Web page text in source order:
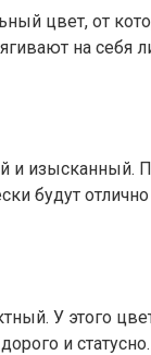
цвет, от
на
и изысканный.
будут
У этого
и статусно.